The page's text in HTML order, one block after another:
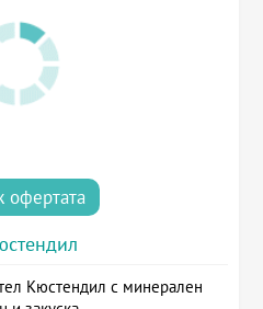
офертата
Кюстендил с минерален